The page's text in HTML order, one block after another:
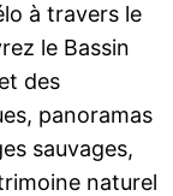
à travers le
le Bassin
des
panoramas
sauvages,
naturel